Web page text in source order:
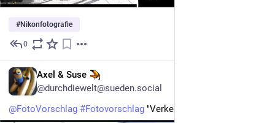
#Nikonfotografie
0
Axel & Suse
@durchdiewelt@sueden.social
@FotoVorschlag #Fotovorschlag "Verkehrswende"